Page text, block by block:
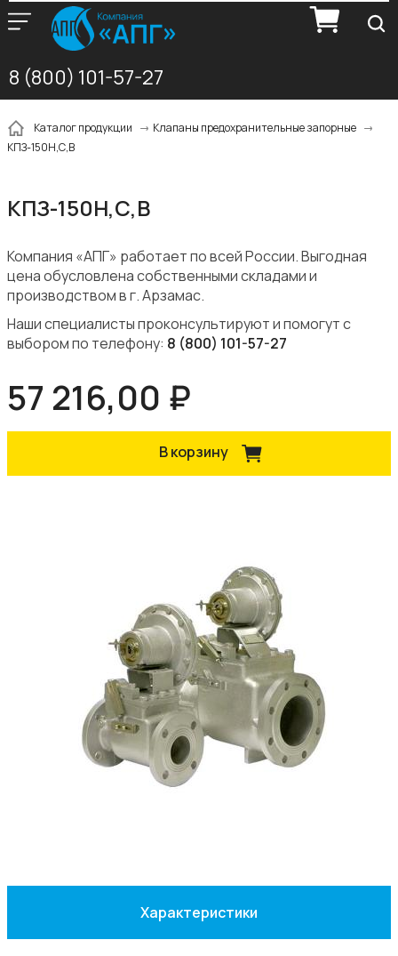
8 (800) 101-57-27
Каталог продукции
Клапаны предохранительные запорные
КПЗ-150Н,С,В
КПЗ-150Н,С,В
Компания «АПГ» работает по всей России. Выгодная
цена обусловлена собственными складами и
производством в г. Арзамас.
Наши специалисты проконсультируют и помогут с
выбором по телефону: 8 (800) 101-57-27
57 216,00 ₽
В корзину
Характеристики